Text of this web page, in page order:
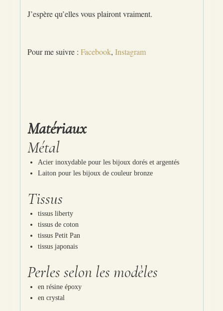
J’espère qu’elles vous plairont vraiment.
Pour me suivre : Facebook, Instagram
Matériaux
Métal
Acier inoxydable pour les bijoux dorés et argentés
Laiton pour les bijoux de couleur bronze
Tissus
tissus liberty
tissus de coton
tissus Petit Pan
tissus japonais
Perles selon les modèles
en résine époxy
en crystal